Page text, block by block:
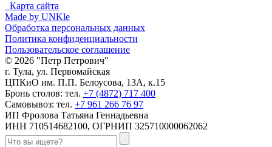
Карта сайта
Made by UNKle
Обработка персональных данных
Политика конфиденциальности
Пользовательское соглашение
© 2026 "Петр Петрович"
г. Тула, ул. Первомайская
ЦПКиО им. П.П. Белоусова, 13А, к.15
Бронь столов: тел. +7 (4872) 717 400
Самовывоз: тел. +7 961 266 76 97
ИП Фролова Татьяна Геннадьевна
ИНН 710514682100, ОГРНИП 325710000062062